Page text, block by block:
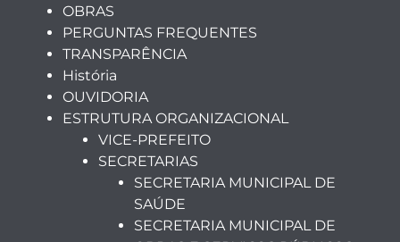
OBRAS
PERGUNTAS FREQUENTES
TRANSPARÊNCIA
História
OUVIDORIA
ESTRUTURA ORGANIZACIONAL
VICE-PREFEITO
SECRETARIAS
SECRETARIA MUNICIPAL DE
SAÚDE
SECRETARIA MUNICIPAL DE